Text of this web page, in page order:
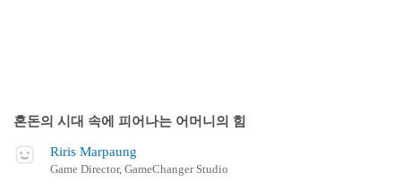
혼돈의 시대 속에 피어나는 어머니의 힘
Riris Marpaung
Game Director, GameChanger Studio